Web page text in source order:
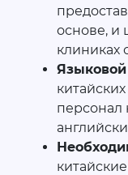
основе, и
клиниках
персонал